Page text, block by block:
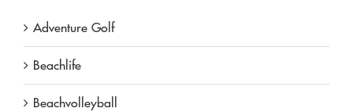
Adventure Golf
Beachlife
Beachvolleyball